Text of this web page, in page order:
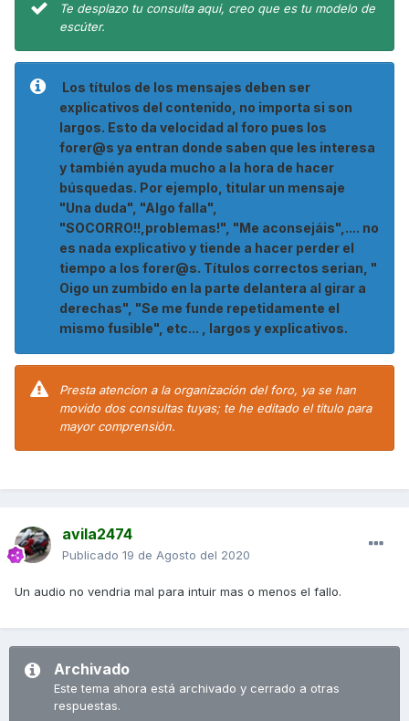
Te desplazo tu consulta aqui, creo que es tu modelo de
escúter.
Los títulos de los mensajes deben ser
explicativos del contenido, no importa si son
largos. Esto da velocidad al foro pues los
forer@s ya entran donde saben que les interesa
y también ayuda mucho a la hora de hacer
búsquedas. Por ejemplo, titular un mensaje
"Una duda", "Algo falla",
"SOCORRO!!,problemas!", "Me aconsejáis",.... no
es nada explicativo y tiende a hacer perder el
tiempo a los forer@s. Títulos correctos serian, "
Oigo un zumbido en la parte delantera al girar a
derechas", "Se me funde repetidamente el
mismo fusible", etc... , largos y explicativos.
Presta atencion a la organización del foro, ya se han
movido dos consultas tuyas; te he editado el titulo para
mayor comprensión.
avila2474
Publicado 19 de Agosto del 2020
Un audio no vendria mal para intuir mas o menos el fallo.
Archivado
Este tema ahora está archivado y cerrado a otras
respuestas.